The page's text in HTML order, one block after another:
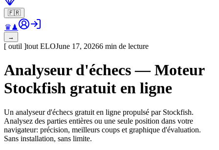
🇫🇷
♛♟
→
[ outil ]tout ELOJune 17, 20266 min de lecture
Analyseur d'échecs — Moteur
Stockfish gratuit en ligne
Un analyseur d'échecs gratuit en ligne propulsé par Stockfish.
Analysez des parties entières ou une seule position dans votre
navigateur: précision, meilleurs coups et graphique d'évaluation.
Sans installation, sans limite.